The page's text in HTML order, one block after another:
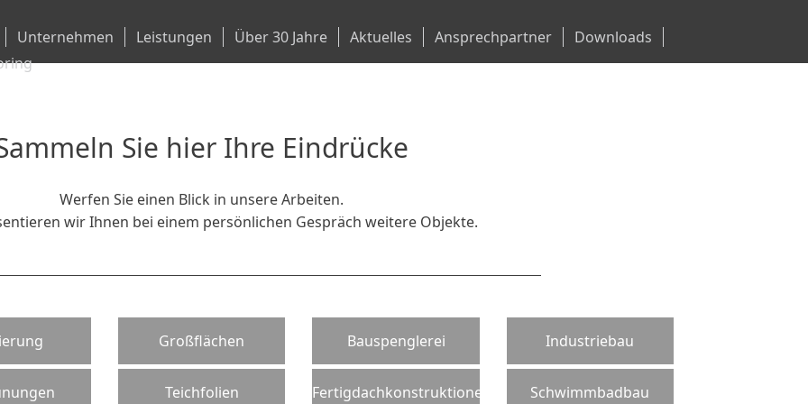
Unternehmen Leistungen Über 30 Jahre Aktuelles Ansprechpartner
Downloads
Sie hier Ihre Eindrücke
Werfen Sie einen Blick in unsere Arbeiten.
wir Ihnen bei einem persönlichen Gespräch weitere Objekte.
Großflächen Bauspenglerei Industriebau
Teichfolien Fertigdachkonstruktionen Schwimmbadbau